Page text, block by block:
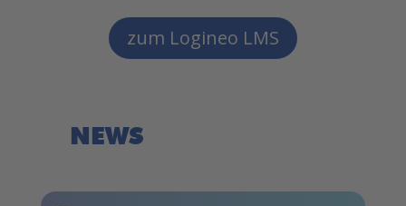
zum Logineo LMS
NEWS